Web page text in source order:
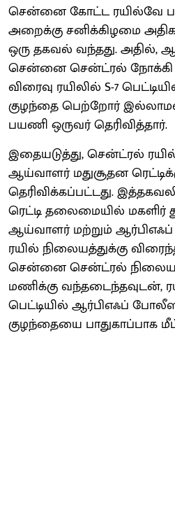
சென்னை கோட்ட ரயில்வே
அறைக்கு சனிக்கிழமை
ஒரு தகவல் வந்தது. அதில்,
சென்னை சென்ட்ரல் நோக்கி
விரைவு ரயிலில் S-7
குழந்தை பெற்றோர்
பயணி ஒருவர் தெரிவித்தார்.
இதையடுத்து, சென்ட்ரல்
ஆய்வாளர் மதுசூதன
தெரிவிக்கப்பட்டது.
ரெட்டி தலைமையில்
ஆய்வாளர் மற்றும்
ரயில் நிலையத்துக்கு
சென்னை சென்ட்ரல்
மணிக்கு வந்தடைந்தவுடன்,
பெட்டியில் ஆர்பிஎஃப்
குழந்தையை பாதுகாப்பாக